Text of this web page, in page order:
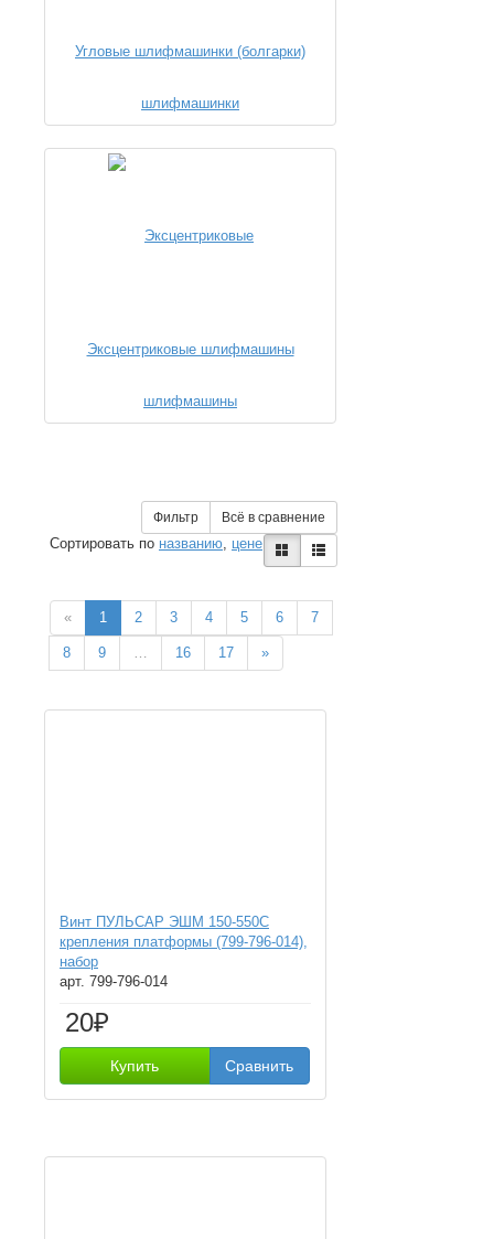
Угловые шлифмашинки (болгарки)
Эксцентриковые шлифмашины
Фильтр Всё в сравнение
Сортировать по названию, цене
« 1 2 3 4 5 6 7
8 9 … 16 17 »
Винт ПУЛЬСАР ЭШМ 150-550С
крепления платформы (799-796-014),
набор
арт. 799-796-014
20₽
Купить Сравнить